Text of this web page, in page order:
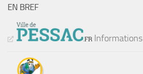
EN BREF
Informations